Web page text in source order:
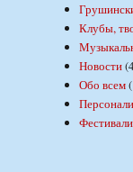
Клубы,
Новости
Обо всем